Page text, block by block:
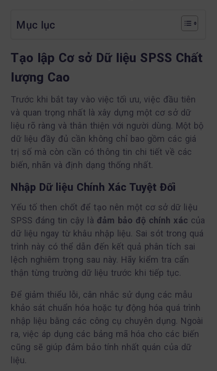
Mục lục
Tạo lập Cơ sở Dữ liệu SPSS Chất
lượng Cao
Trước khi bắt tay vào việc tối ưu, việc đầu tiên
và quan trọng nhất là xây dựng một cơ sở dữ
liệu rõ ràng và thân thiện với người dùng. Một bộ
dữ liệu đầy đủ cần không chỉ bao gồm các giá
trị số mà còn cần có thông tin chi tiết về các
biến, nhãn và định dạng thống nhất.
Nhập Dữ liệu Chính Xác Tuyệt Đối
Yếu tố then chốt để tạo nên một cơ sở dữ liệu
SPSS đáng tin cậy là đảm bảo độ chính xác của
dữ liệu ngay từ khâu nhập liệu. Sai sót trong quá
trình này có thể dẫn đến kết quả phân tích sai
lệch nghiêm trọng sau này. Hãy kiểm tra cẩn
thận từng trường dữ liệu trước khi tiếp tục.
Để giảm thiểu lỗi, cân nhắc sử dụng các mẫu
khảo sát chuẩn hóa hoặc tự động hóa quá trình
nhập liệu bằng các công cụ chuyên dụng. Ngoài
ra, việc áp dụng các bảng mã hóa cho các biến
cũng sẽ giúp đảm bảo tính nhất quán của dữ
liệu.